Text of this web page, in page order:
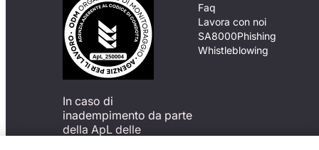
In caso di
inadempimento da parte
della ApL delle
Faq
Lavora con noi
SA8000Phishing
Whistleblowing